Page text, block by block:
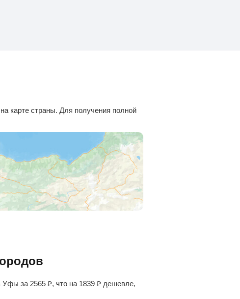
карте страны. Для получения полной
Уфы за 2565 ₽, что на 1839 ₽ дешевле,